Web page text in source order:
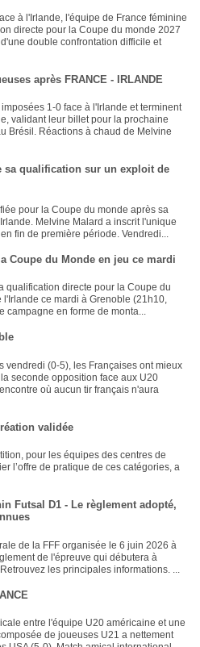
à l'Irlande, l'équipe de France féminine
directe pour la Coupe du monde 2027
double confrontation difficile et
après FRANCE - IRLANDE
1-0 face à l'Irlande et terminent
validant leur billet pour la prochaine
Brésil. Réactions à chaud de Melvine
sa qualification sur un exploit de
pour la Coupe du monde après sa
Melvine Malard a inscrit l'unique
fin de première période. Vendredi...
Coupe du Monde en jeu ce mardi
qualification directe pour la Coupe du
l'Irlande ce mardi à Grenoble (21h10,
campagne en forme de monta...
vendredi (0-5), les Françaises ont mieux
seconde opposition face aux U20
où aucun tir français n'aura
validée
pour les équipes des centres de
l’offre de pratique de ces catégories, a
Futsal D1 - Le règlement adopté,
de la FFF organisée le 6 juin 2026 à
de l'épreuve qui débutera à
les principales informations. ...
entre l'équipe U20 américaine et une
de joueuses U21 a nettement